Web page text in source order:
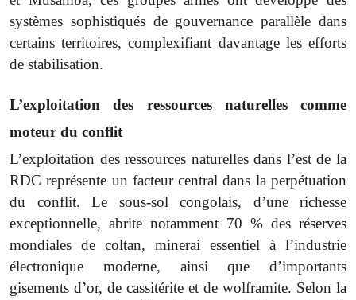
systèmes sophistiqués de gouvernance parallèle dans
certains territoires, complexifiant davantage les efforts
de stabilisation.
L’exploitation des ressources naturelles comme
moteur du conflit
L’exploitation des ressources naturelles dans l’est de la
RDC représente un facteur central dans la perpétuation
du conflit. Le sous-sol congolais, d’une richesse
exceptionnelle, abrite notamment 70 % des réserves
mondiales de coltan, minerai essentiel à l’industrie
électronique moderne, ainsi que d’importants
gisements d’or, de cassitérite et de wolframite. Selon la